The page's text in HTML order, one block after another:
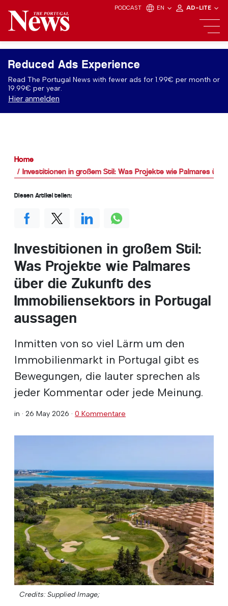
PODCAST EN AD-LITE
Reduced Ads Experience
Read The Portugal News with fewer ads for 1.99€ per month or
19.99€ per year.
Hier anmelden
Home
Investitionen in großem Stil: Was Projekte wie Palmares
Investitionen in großem Stil:
Was Projekte wie Palmares
über die Zukunft des
Immobiliensektors in Portugal
aussagen
Inmitten von so viel Lärm um den
Immobilienmarkt in Portugal gibt es
Bewegungen, die lauter sprechen als
jeder Kommentar oder jede Meinung.
in · 26 May 2026 · 0 Kommentare
Credits: Supplied Image;
Diesen Artikel teilen: